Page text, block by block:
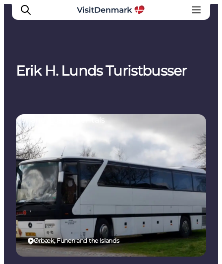
Quoi faire
Hébergements
Planifiez votre voyage
Erik H. Lunds Turistbusser
Ørbæk, Funen and the Islands
Car and Coach Rentals